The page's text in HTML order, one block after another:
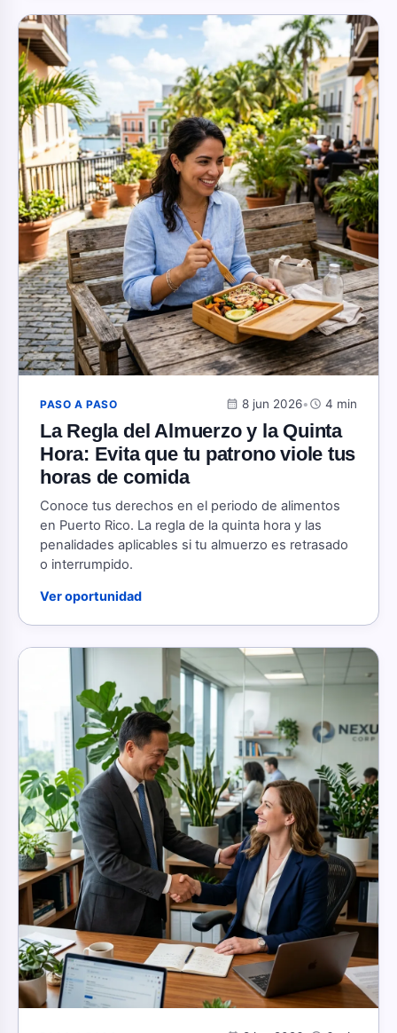
PASO A PASO calendar_month 8 jun 2026•schedule 4 min
La Regla del Almuerzo y la Quinta
Hora: Evita que tu patrono viole tus
horas de comida
Conoce tus derechos en el periodo de alimentos
en Puerto Rico. La regla de la quinta hora y las
penalidades aplicables si tu almuerzo es retrasado
o interrumpido.
Ver oportunidad